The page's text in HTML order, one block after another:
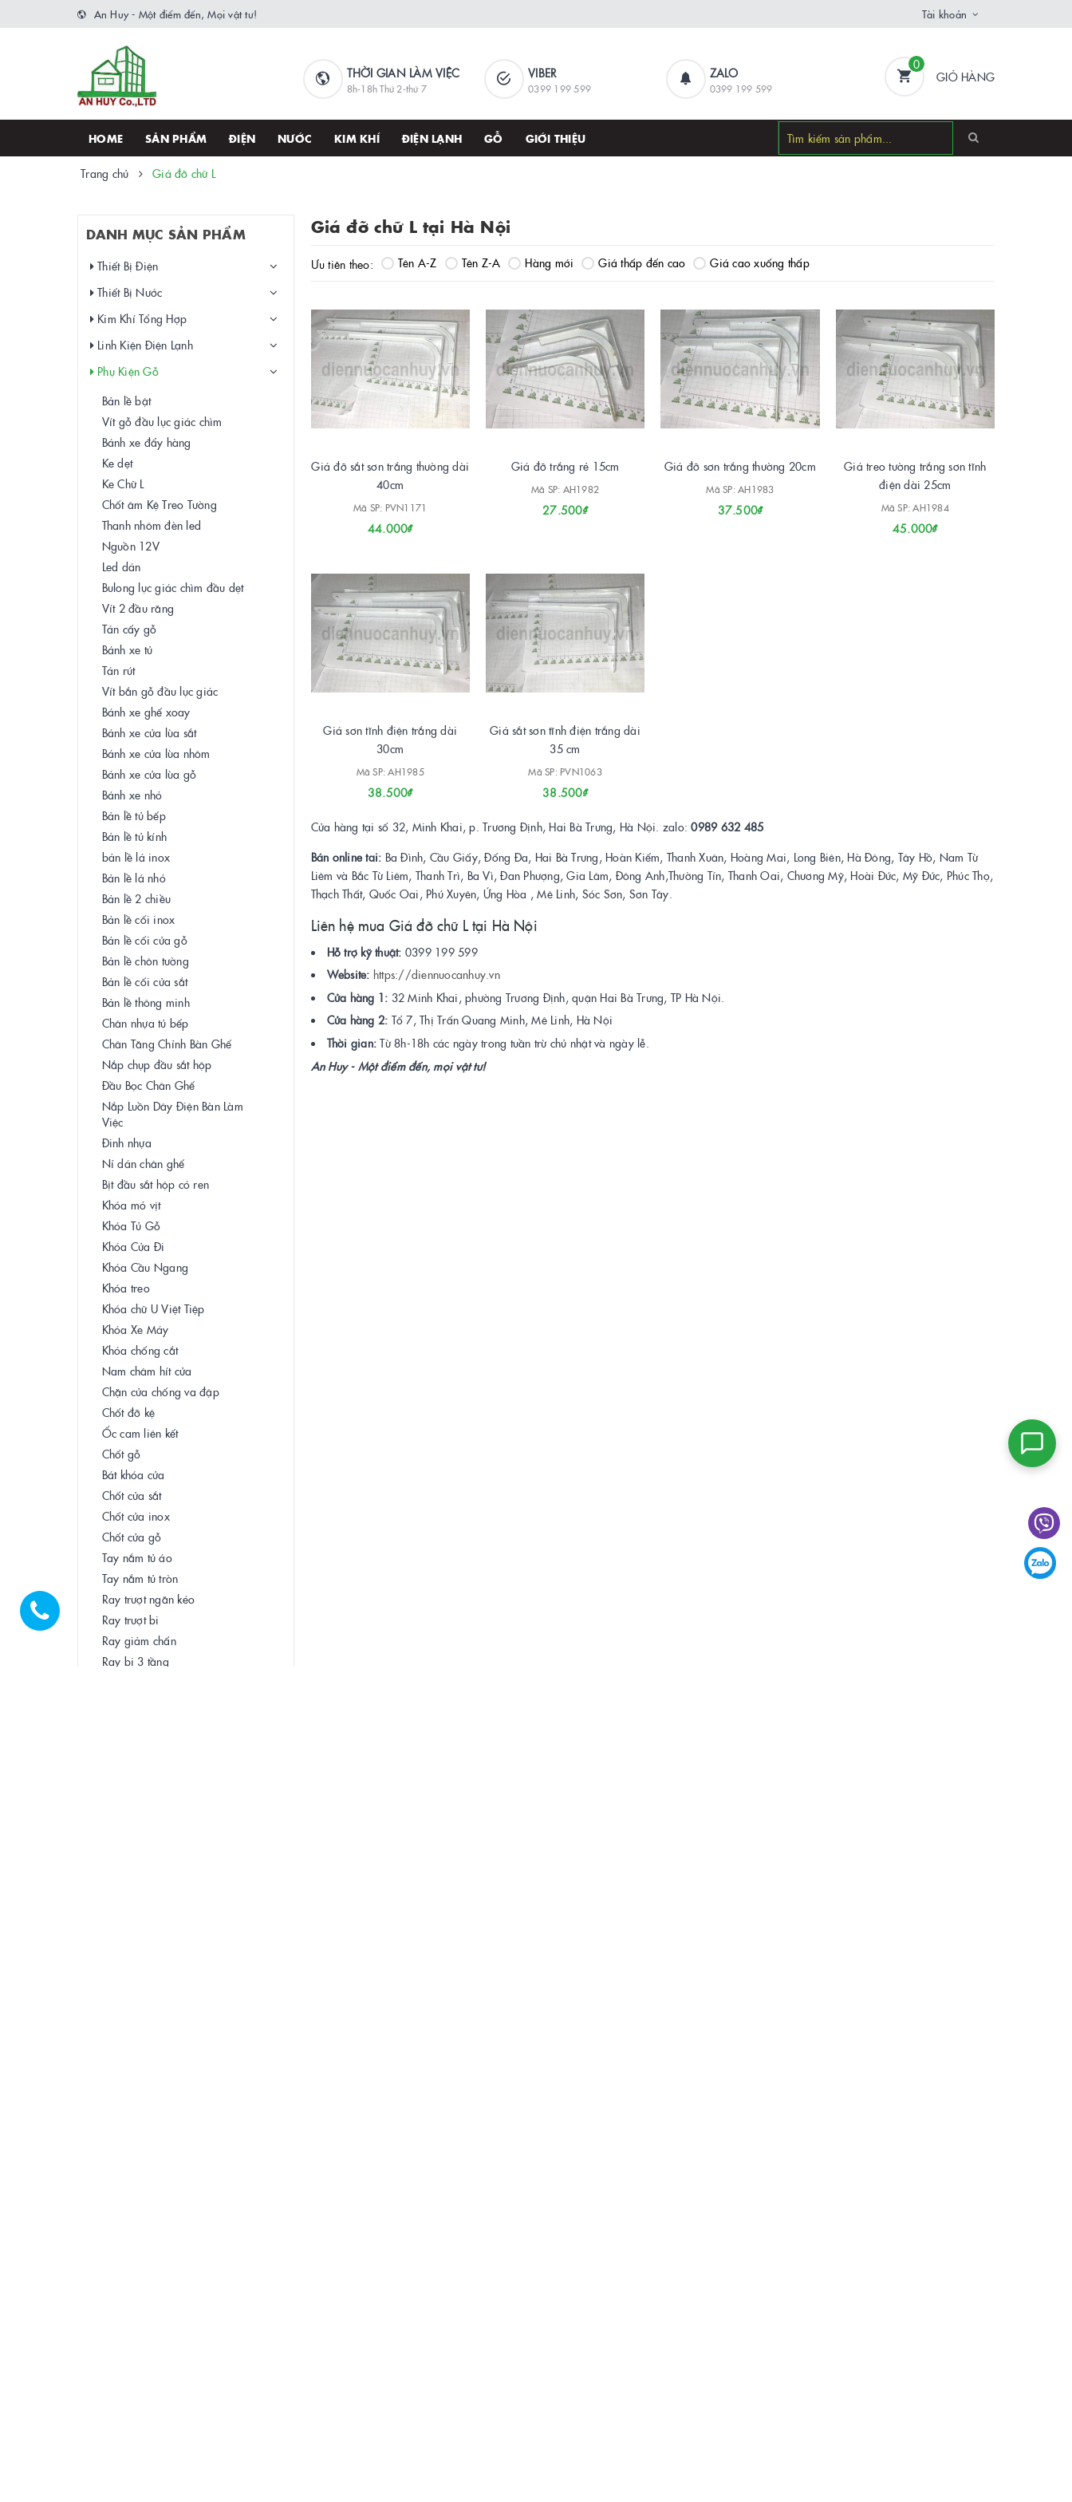
An Huy - Một điểm đến, Mọi vật tư! Tài khoản
THỜI GIAN LÀM VIỆC
8h-18h Thứ 2-thứ 7
VIBER
0399 199 599
ZALO
0399 199 599
0
GIỎ HÀNG
HOME SẢN PHẨM ĐIỆN NƯỚC KIM KHÍ ĐIỆN LẠNH GỖ GIỚI THIỆU
Trang chủ Giá đỡ chữ L
Giá đỡ chữ L tại Hà Nội
Ưu tiên theo: Tên A-Z Tên Z-A Hàng mới Giá thấp đến cao Giá cao xuống thấp
Giá đỡ sắt sơn trắng thường dài
40cm
Mã SP: PVN1171
44.000₫
Giá đỡ trắng rẻ 15cm
Mã SP: AH1982
27.500₫
Giá đỡ sơn trắng thường 20cm
Mã SP: AH1983
37.500₫
Giá treo tường trắng sơn tĩnh
điện dài 25cm
Mã SP: AH1984
45.000₫
Giá sơn tĩnh điện trắng dài
30cm
Mã SP: AH1985
38.500₫
Giá sắt sơn tĩnh điện trắng dài
35 cm
Mã SP: PVN1063
38.500₫
Cửa hàng tại số 32, Minh Khai, p. Trương Định, Hai Bà Trưng, Hà Nội. zalo:0989 632 485
Bán online tai: Ba Đình, Cầu Giấy, Đống Đa, Hai Bà Trưng, Hoàn Kiếm, Thanh Xuân, Hoàng Mai, Long Biên, Hà Đông, Tây Hồ, Nam Từ
Liêm và Bắc Từ Liêm, Thanh Trì, Ba Vì, Đan Phượng, Gia Lâm, Đông Anh,Thường Tín, Thanh Oai, Chương Mỹ, Hoài Đức, Mỹ Đức, Phúc Thọ,
Thạch Thất, Quốc Oai, Phú Xuyên, Ứng Hòa , Mê Linh, Sóc Sơn, Sơn Tây.
Liên hệ mua Giá đỡ chữ L tại Hà Nội
Hỗ trợ kỹ thuật: 0399 199 599
Website: https://diennuocanhuy.vn
Cửa hàng 1: 32 Minh Khai, phường Trương Định, quận Hai Bà Trưng, TP Hà Nội.
Cửa hàng 2: Tổ 7, Thị Trấn Quang Minh, Mê Linh, Hà Nội
Thời gian: Từ 8h-18h các ngày trong tuần trừ chủ nhật và ngày lễ.
An Huy - Một điểm đến, mọi vật tư!
DANH MỤC SẢN PHẨM
Thiết Bị Điện
Thiết Bị Nước
Kim Khí Tổng Hợp
Linh Kiện Điện Lạnh
Phụ Kiện Gỗ
Bản lề bật
Vít gỗ đầu lục giác chìm
Bánh xe đẩy hàng
Ke dẹt
Ke Chữ L
Chốt âm Kệ Treo Tường
Thanh nhôm đèn led
Nguồn 12V
Led dán
Bulong lục giác chìm đầu dẹt
Vít 2 đầu răng
Tán cấy gỗ
Bánh xe tủ
Tán rút
Vít bắn gỗ đầu lục giác
Bánh xe ghế xoay
Bánh xe cửa lùa sắt
Bánh xe cửa lùa nhôm
Bánh xe cửa lùa gỗ
Bánh xe nhỏ
Bản lề tủ bếp
Bản lề tủ kính
bản lề lá inox
Bản lề lá nhỏ
Bản lề 2 chiều
Bản lề cối inox
Bản lề cối cửa gỗ
Bản lề chôn tường
Bản lề cối cửa sắt
Bản lề thông minh
Chân nhựa tủ bếp
Chân Tăng Chỉnh Bàn Ghế
Nắp chụp đầu sắt hộp
Đầu Bọc Chân Ghế
Nắp Luồn Dây Điện Bàn Làm
Việc
Đinh nhựa
Nỉ dán chân ghế
Bịt đầu sắt hộp có ren
Khóa mỏ vịt
Khóa Tủ Gỗ
Khóa Cửa Đi
Khóa Cầu Ngang
Khóa treo
Khóa chữ U Việt Tiệp
Khóa Xe Máy
Khóa chống cắt
Nam châm hít cửa
Chặn cửa chống va đập
Chốt đỡ kệ
Ốc cam liên kết
Chốt gỗ
Bát khóa cửa
Chốt cửa sắt
Chốt cửa inox
Chốt cửa gỗ
Tay nắm tủ áo
Tay nắm tủ tròn
Ray trượt ngăn kéo
Ray trượt bi
Ray giảm chấn
Ray bi 3 tầng